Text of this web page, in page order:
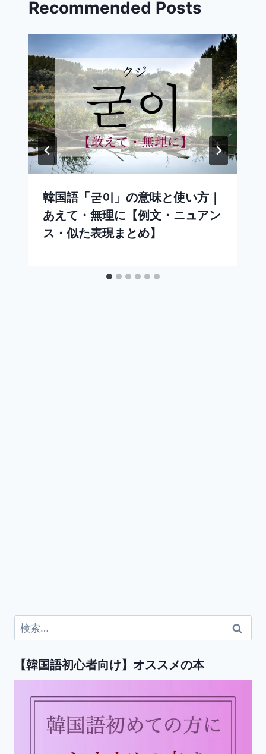
Recommended Posts
韓国語「굳이」の意味と使い方｜
あえて・無理に【例文・ニュアン
ス・似た表現まとめ】
検
索:
【韓国語初心者向け】オススメの本